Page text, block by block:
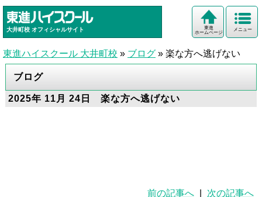
大井町校 オフィシャルサイト メニュー
東進
ホームページ
東進ハイスクール 大井町校 » ブログ » 楽な方へ逃げない
ブログ
2025年 11月 24日 楽な方へ逃げない
前の記事へ 次の記事へ